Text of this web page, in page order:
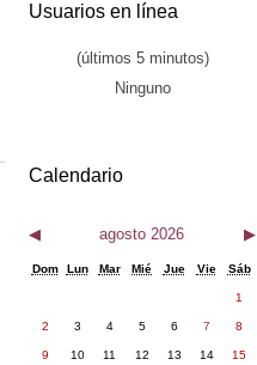
Usuarios en línea
(últimos 5 minutos)
Ninguno
Calendario
◀ agosto 2026 ▶
Dom Lun Mar Mié Jue Vie Sáb
1
2 3 4 5 6 7 8
9 10 11 12 13 14 15